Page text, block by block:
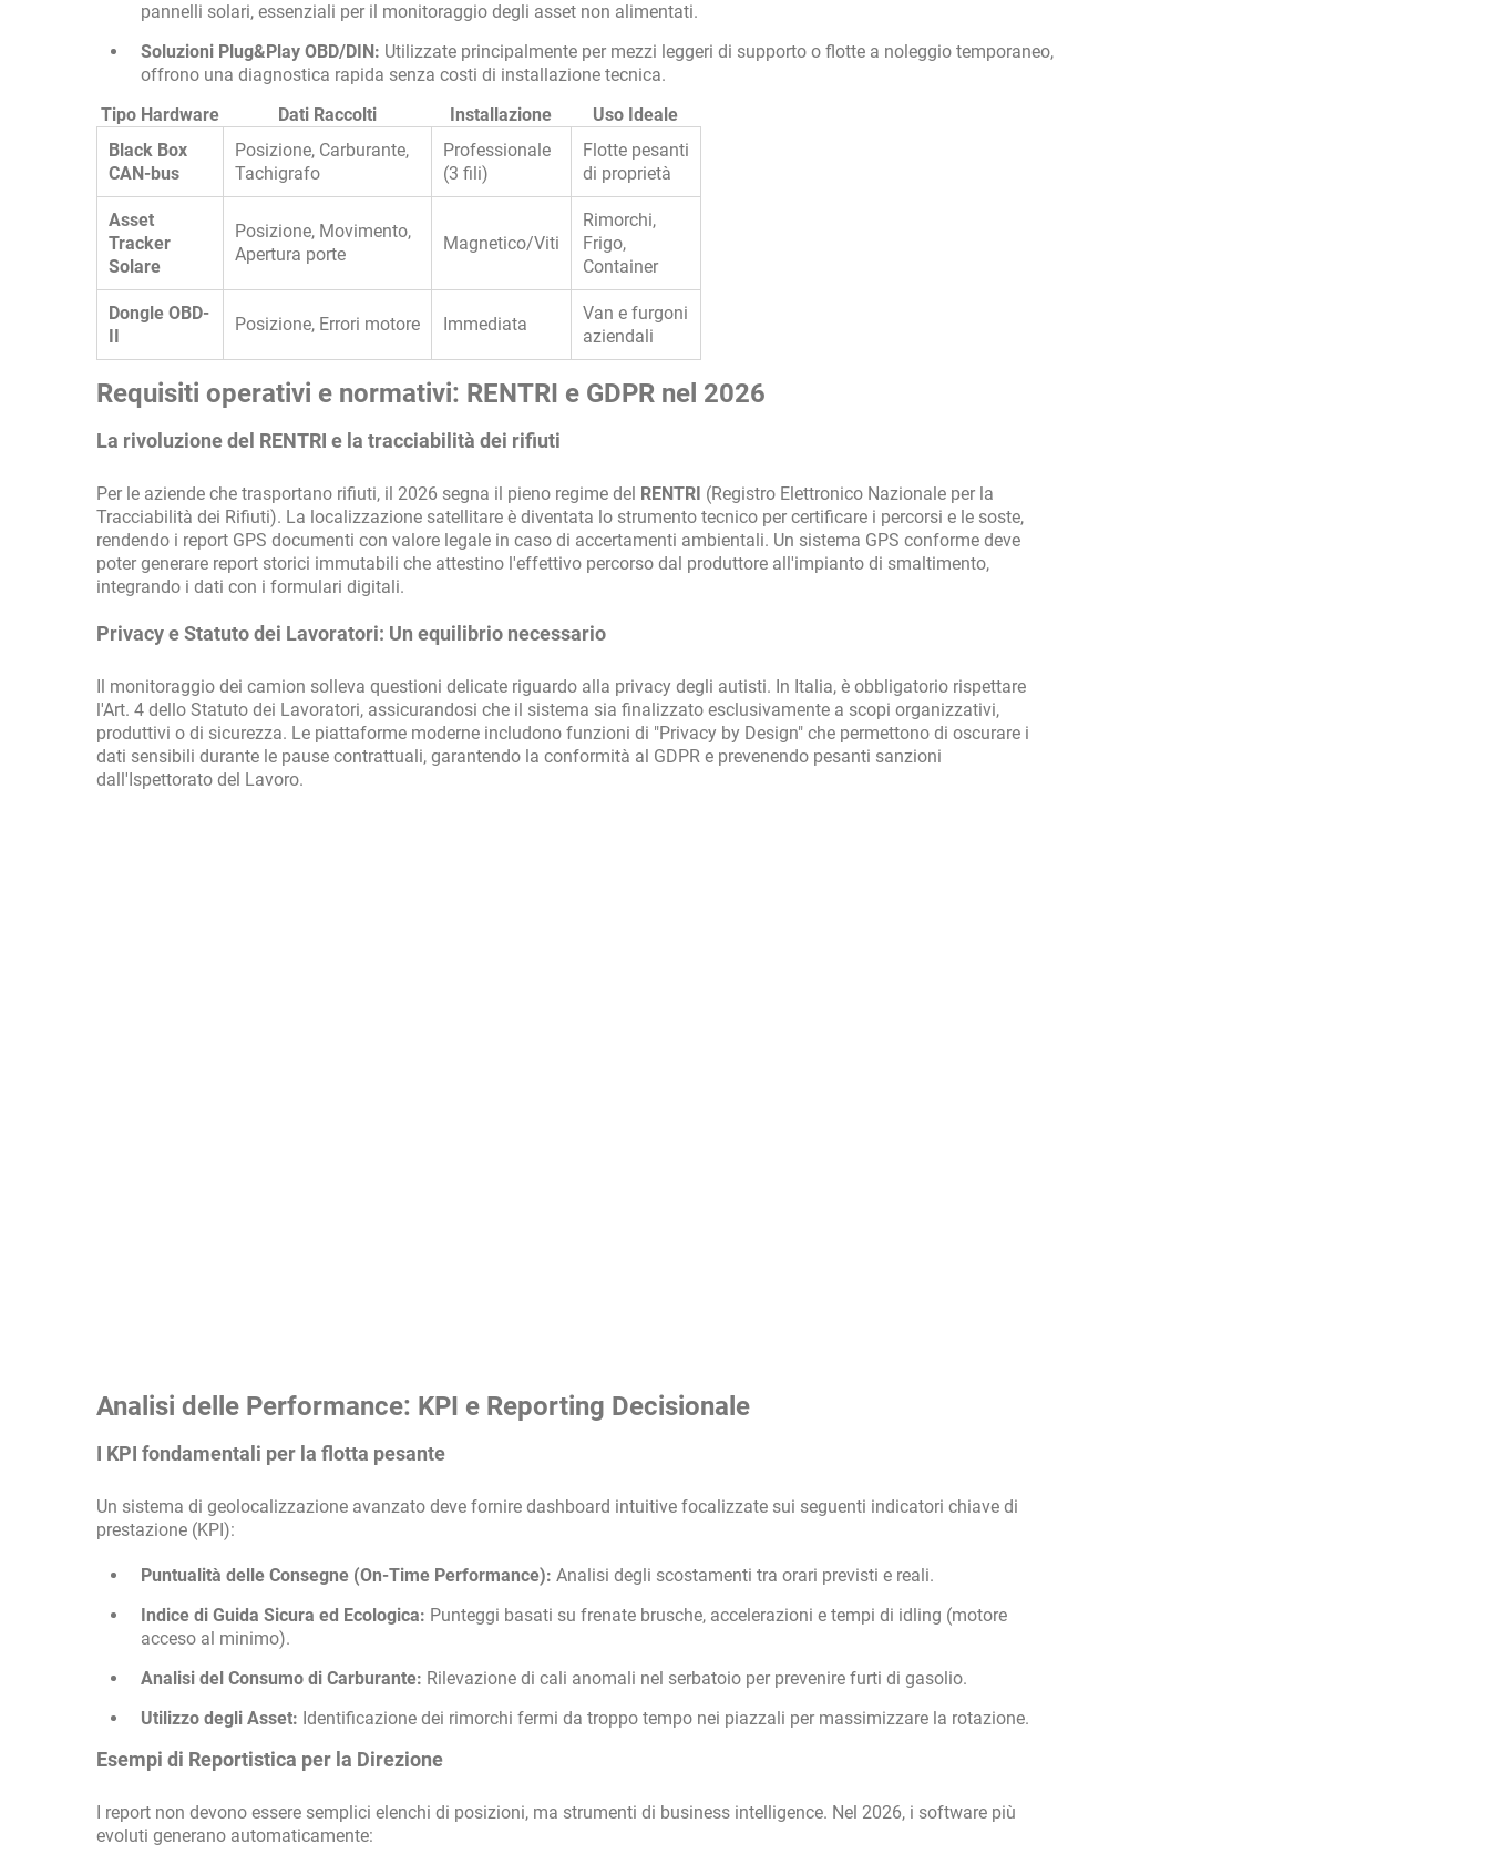
pannelli solari, essenziali per il monitoraggio degli asset non alimentati.
Soluzioni Plug&Play OBD/DIN: Utilizzate principalmente per mezzi leggeri di supporto o flotte a noleggio temporaneo,
offrono una diagnostica rapida senza costi di installazione tecnica.
Tipo Hardware
Dati Raccolti Installazione
Uso Ideale
Black Box
CAN-bus
Posizione, Carburante,
Tachigrafo
Professionale
(3 fili)
Flotte pesanti
di proprietà
Asset
Tracker
Solare
Posizione, Movimento,
Apertura porte
Magnetico/Viti
Rimorchi,
Frigo,
Container
Dongle OBD-
II
Posizione, Errori motore Immediata
Van e furgoni
aziendali
Requisiti operativi e normativi: RENTRI e GDPR nel 2026
La rivoluzione del RENTRI e la tracciabilità dei rifiuti
Per le aziende che trasportano rifiuti, il 2026 segna il pieno regime del RENTRI (Registro Elettronico Nazionale per la
Tracciabilità dei Rifiuti). La localizzazione satellitare è diventata lo strumento tecnico per certificare i percorsi e le soste,
rendendo i report GPS documenti con valore legale in caso di accertamenti ambientali. Un sistema GPS conforme deve
poter generare report storici immutabili che attestino l'effettivo percorso dal produttore all'impianto di smaltimento,
integrando i dati con i formulari digitali.
Privacy e Statuto dei Lavoratori: Un equilibrio necessario
Il monitoraggio dei camion solleva questioni delicate riguardo alla privacy degli autisti. In Italia, è obbligatorio rispettare
l'Art. 4 dello Statuto dei Lavoratori, assicurandosi che il sistema sia finalizzato esclusivamente a scopi organizzativi,
produttivi o di sicurezza. Le piattaforme moderne includono funzioni di "Privacy by Design" che permettono di oscurare i
dati sensibili durante le pause contrattuali, garantendo la conformità al GDPR e prevenendo pesanti sanzioni
dall'Ispettorato del Lavoro.
Analisi delle Performance: KPI e Reporting Decisionale
I KPI fondamentali per la flotta pesante
Un sistema di geolocalizzazione avanzato deve fornire dashboard intuitive focalizzate sui seguenti indicatori chiave di
prestazione (KPI):
Puntualità delle Consegne (On-Time Performance): Analisi degli scostamenti tra orari previsti e reali.
Indice di Guida Sicura ed Ecologica: Punteggi basati su frenate brusche, accelerazioni e tempi di idling (motore
acceso al minimo).
Analisi del Consumo di Carburante: Rilevazione di cali anomali nel serbatoio per prevenire furti di gasolio.
Utilizzo degli Asset: Identificazione dei rimorchi fermi da troppo tempo nei piazzali per massimizzare la rotazione.
Esempi di Reportistica per la Direzione
I report non devono essere semplici elenchi di posizioni, ma strumenti di business intelligence. Nel 2026, i software più
evoluti generano automaticamente: